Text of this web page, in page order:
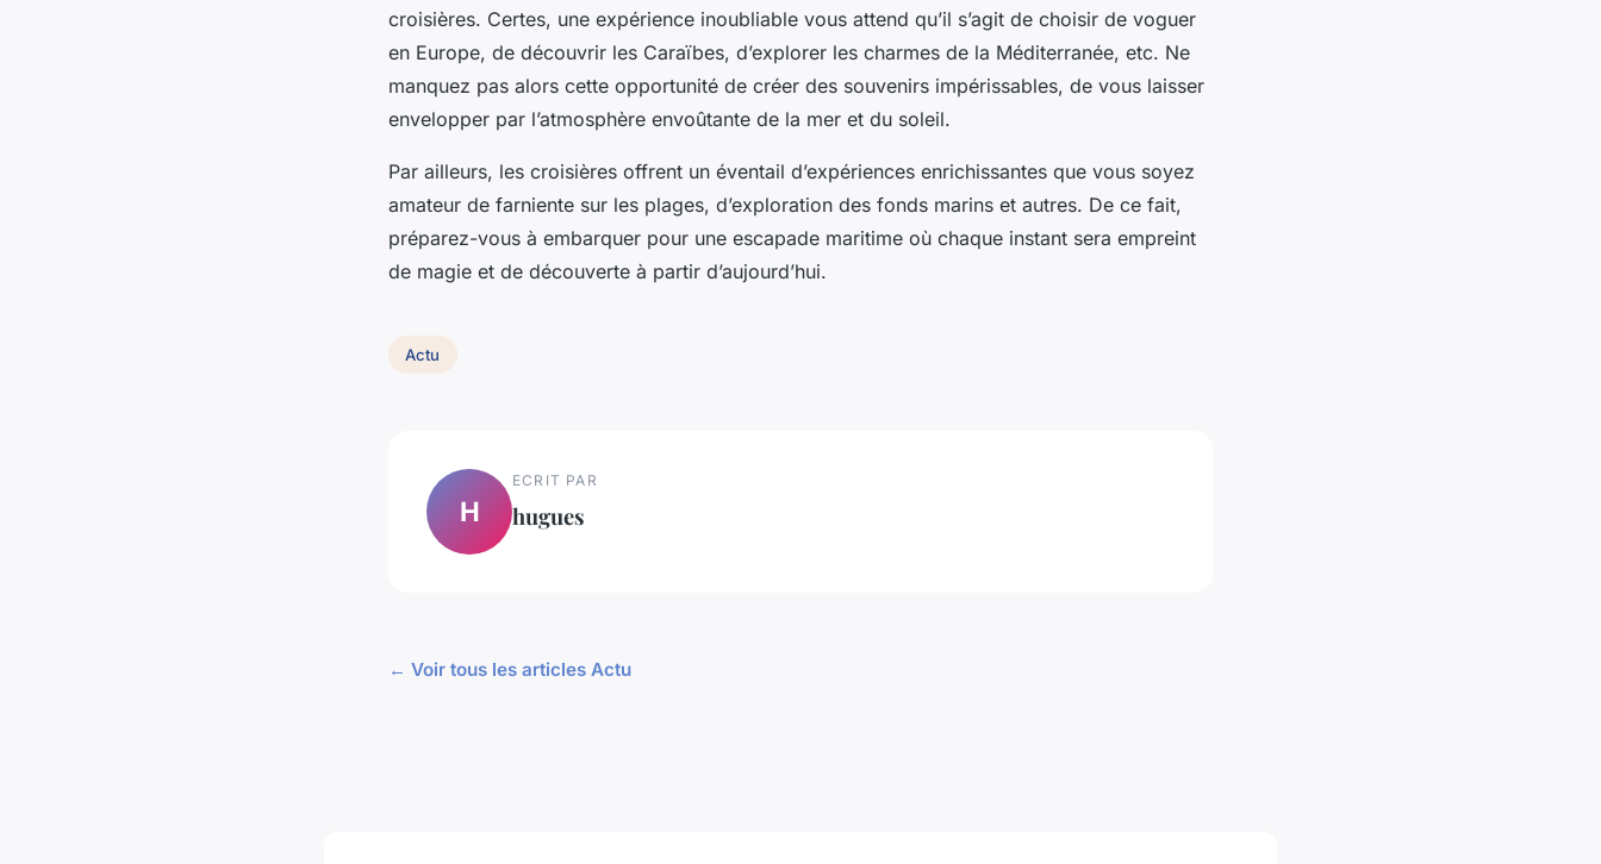
croisières. Certes, une expérience inoubliable vous attend qu’il s’agit de choisir de voguer
en Europe, de découvrir les Caraïbes, d’explorer les charmes de la Méditerranée, etc. Ne
manquez pas alors cette opportunité de créer des souvenirs impérissables, de vous laisser
envelopper par l’atmosphère envoûtante de la mer et du soleil.
Par ailleurs, les croisières offrent un éventail d’expériences enrichissantes que vous soyez
amateur de farniente sur les plages, d’exploration des fonds marins et autres. De ce fait,
préparez-vous à embarquer pour une escapade maritime où chaque instant sera empreint
de magie et de découverte à partir d’aujourd’hui.
Actu
H
ECRIT PAR
hugues
← Voir tous les articles Actu